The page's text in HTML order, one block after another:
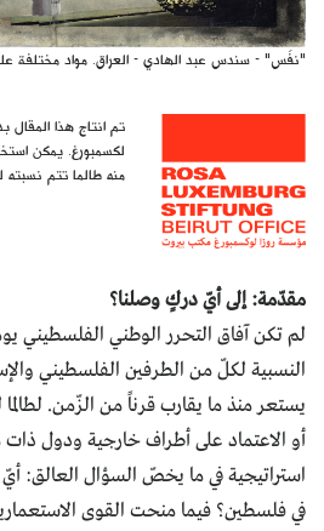
"نفَس" - سندس عبد الهادي - العراق. مواد مختلفة على
تم انتاج هذا
لكسمبورغ. يمكن
منه طالما تتم نسبته
مقدّمة: إلى أيّ دركٍ وصلنا؟
لم تكن آفاق التحرر الوطني الفلسطيني
النسبية لكلّ من الطرفين الفلسطيني
يستعر منذ ما يقارب قرناً من الزّمن.
أو الاعتماد على أطراف خارجية ودول
استراتيجية في ما يخصّ السؤال العالق:
في فلسطين؟ فيما منحت القوى الاستعمارية